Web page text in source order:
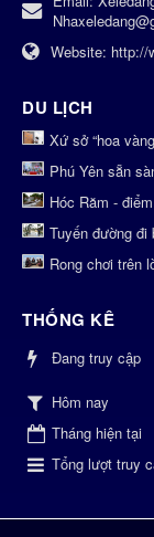
Website: http://
DU LỊCH
Xứ sở “hoa
Phú Yên sẵn
Hóc Răm -
Tuyến đường đi
Rong chơi trên
THỐNG KÊ
Đang truy cập
Hôm nay
Tháng hiện tại
Tổng lượt truy